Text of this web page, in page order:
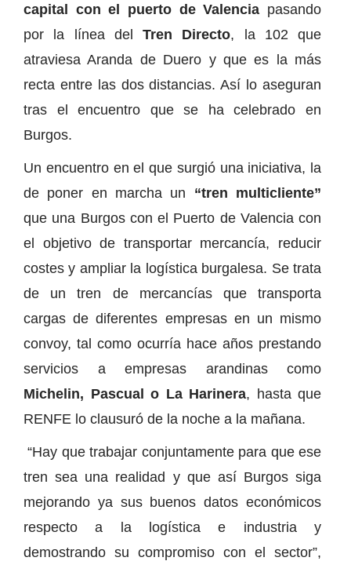
capital con el puerto de Valencia pasando
por la línea del Tren Directo, la 102 que
atraviesa Aranda de Duero y que es la más
recta entre las dos distancias. Así lo aseguran
tras el encuentro que se ha celebrado en
Burgos.
Un encuentro en el que surgió una iniciativa, la
de poner en marcha un “tren multicliente”
que una Burgos con el Puerto de Valencia con
el objetivo de transportar mercancía, reducir
costes y ampliar la logística burgalesa. Se trata
de un tren de mercancías que transporta
cargas de diferentes empresas en un mismo
convoy, tal como ocurría hace años prestando
servicios a empresas arandinas como
Michelin, Pascual o La Harinera, hasta que
RENFE lo clausuró de la noche a la mañana.
“Hay que trabajar conjuntamente para que ese
tren sea una realidad y que así Burgos siga
mejorando ya sus buenos datos económicos
respecto a la logística e industria y
demostrando su compromiso con el sector”,